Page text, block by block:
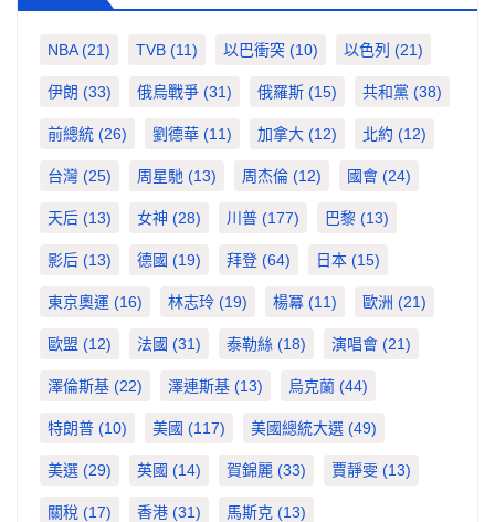
NBA(21) TVB (11) 以巴衝突 (10) 以色列 (21)
伊朗 (33) 俄烏戰爭 (31) 俄羅斯 (15) 共和黨 (38)
前總統 (26) 劉德華 (11) 加拿大 (12) 北約 (12)
台灣 (25) 周星馳 (13) 周杰倫 (12) 國會 (24)
天后 (13) 女神 (28) 川普 (177) 巴黎 (13)
影后 (13) 德國 (19) 拜登 (64) 日本 (15)
東京奧運 (16) 林志玲 (19) 楊冪 (11) 歐洲 (21)
歐盟 (12) 法國 (31) 泰勒絲 (18) 演唱會 (21)
澤倫斯基 (22) 澤連斯基 (13) 烏克蘭 (44)
特朗普 (10) 美國 (117) 美國總統大選 (49)
美選 (29) 英國 (14) 賀錦麗 (33) 賈靜雯 (13)
關稅 (17) 香港 (31) 馬斯克 (13)